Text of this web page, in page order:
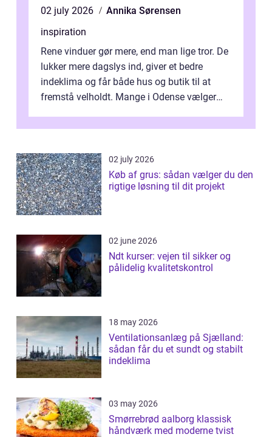
02 july 2026
Annika Sørensen
inspiration
Rene vinduer gør mere, end man lige tror. De
lukker mere dagslys ind, giver et bedre
indeklima og får både hus og butik til at
fremstå velholdt. Mange i Odense vælger
02 july 2026
Køb af grus: sådan vælger du den
rigtige løsning til dit projekt
02 june 2026
Ndt kurser: vejen til sikker og
pålidelig kvalitetskontrol
18 may 2026
Ventilationsanlæg på Sjælland:
sådan får du et sundt og stabilt
indeklima
03 may 2026
Smørrebrød aalborg klassisk
håndværk med moderne tvist